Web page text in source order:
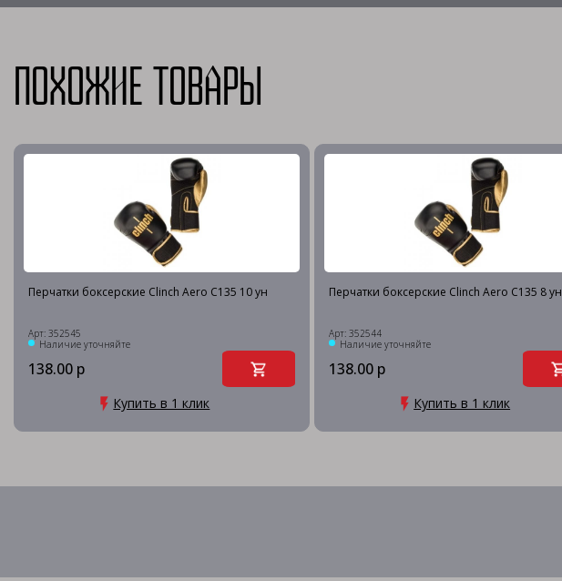
Похожие товары
Перчатки боксерские Clinch Aero C135 10 ун
Арт: 352545
Наличие уточняйте
138.00 р
Купить в 1 клик
Перчатки боксерские Clinch Aero C135 8 ун
Арт: 352544
Наличие уточняйте
138.00 р
Купить в 1 клик